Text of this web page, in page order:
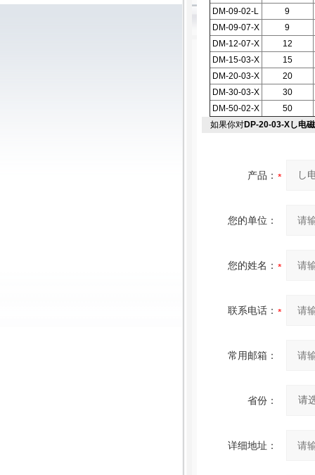
DM-09-02-L
9
DM-09-07-X
9
DM-12-07-X
12
DM-15-03-X
15
DM-20-03-X
20
DM-30-03-X
30
DM-50-02-X
50
如果你对DP-20-03-Xし电
产品：
您的单位：
您的姓名：
联系电话：
常用邮箱：
省份：
详细地址：